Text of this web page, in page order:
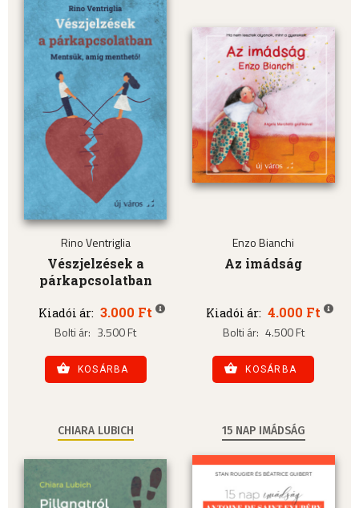
Rino Ventriglia
Vészjelzések a
párkapcsolatban
Kiadói ár: 3.000 Ft
Bolti ár: 3.500 Ft
KOSÁRBA
Enzo Bianchi
Az imádság
Kiadói ár: 4.000 Ft
Bolti ár: 4.500 Ft
KOSÁRBA
CHIARA LUBICH 15 NAP IMÁDSÁG